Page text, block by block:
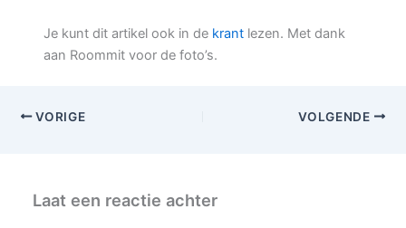
Je kunt dit artikel ook in de krant lezen. Met dank
aan Roommit voor de foto’s.
VORIGE VOLGENDE
Laat een reactie achter